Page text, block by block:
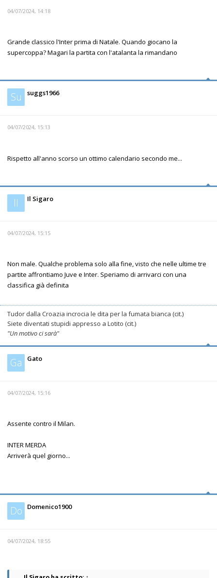
04/07/2024, 14:18
Grande classico l'Inter prima di Natale. Quando giocano la
supercoppa? Magari la partita con l'atalanta la rimandano
Su suggs1966
04/07/2024, 15:13
Rispetto all'anno scorso un ottimo calendario secondo me...
Il Il Sigaro
04/07/2024, 15:15
Non male. Qualche problema solo alla fine, visto che nelle ultime tre
partite affrontiamo Juve e Inter. Speriamo di arrivarci con una
classifica già definita
Tudor dalla Croazia incrocia le dita per la fumata bianca (cit.)
Siete diventati stupidi appresso a Lotito (cit.)
"Un motivo ci sarà"
Ga Gato
04/07/2024, 15:16
Assente contro il Milan.
INTER MERDA
Arriverà quel giorno...
Do Domenico1900
04/07/2024, 18:55